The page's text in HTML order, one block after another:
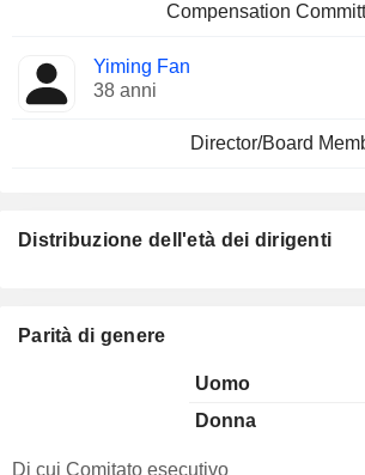
Compensation
Yiming Fan
38 anni
Director/Board
Distribuzione dell'età dei dirigenti
Parità di genere
Uomo
Donna
Di cui Comitato esecutivo